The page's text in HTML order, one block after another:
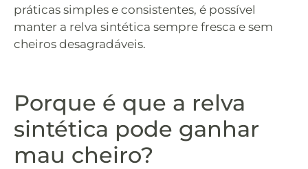
práticas simples e consistentes, é possível
manter a relva sintética sempre fresca e sem
cheiros desagradáveis.
Porque é que a relva
sintética pode ganhar
mau cheiro?